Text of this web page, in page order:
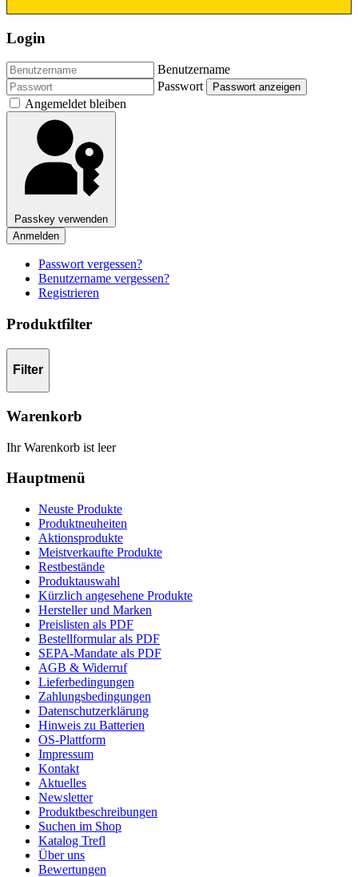
Login
Benutzername
Passwort
Passwort anzeigen
Angemeldet bleiben
Passkey verwenden
Anmelden
Passwort vergessen?
Benutzername vergessen?
Registrieren
Produktfilter
Filter
Warenkorb
Ihr Warenkorb ist leer
Hauptmenü
Neuste Produkte
Produktneuheiten
Aktionsprodukte
Meistverkaufte Produkte
Restbestände
Produktauswahl
Kürzlich angesehene Produkte
Hersteller und Marken
Preislisten als PDF
Bestellformular als PDF
SEPA-Mandate als PDF
AGB & Widerruf
Lieferbedingungen
Zahlungsbedingungen
Datenschutzerklärung
Hinweis zu Batterien
OS-Plattform
Impressum
Kontakt
Aktuelles
Newsletter
Produktbeschreibungen
Suchen im Shop
Katalog Trefl
Über uns
Bewertungen